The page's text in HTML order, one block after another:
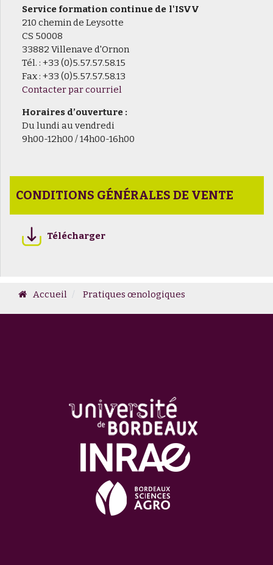
Service formation continue de l'ISVV
210 chemin de Leysotte
CS 50008
33882 Villenave d'Ornon
Tél. : +33 (0)5.57.57.58.15
Fax : +33 (0)5.57.57.58.13
Contacter par courriel
Horaires d’ouverture :
Du lundi au vendredi
9h00-12h00 / 14h00-16h00
CONDITIONS GÉNÉRALES DE VENTE
Télécharger
Accueil Pratiques œnologiques